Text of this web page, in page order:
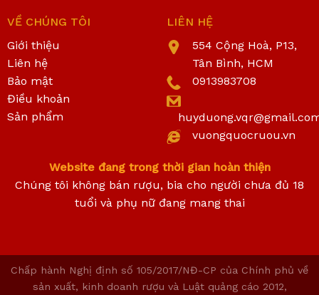
VỀ CHÚNG TÔI
Giới thiệu
Liên hệ
Bảo mật
Điều khoản
Sản phẩm
LIÊN HỆ
554 Cộng Hoà, P13,
Tân Bình, HCM
0913983708
vuongquocruou.vn
Website đang trong thời gian hoàn thiện
Chúng tôi không bán rượu, bia cho người chưa đủ 18
tuổi và phụ nữ đang mang thai
Chấp hành Nghị định số 105/2017/NĐ-CP của Chính phủ về
sản xuất, kinh doanh rượu và Luật quảng cáo 2012,